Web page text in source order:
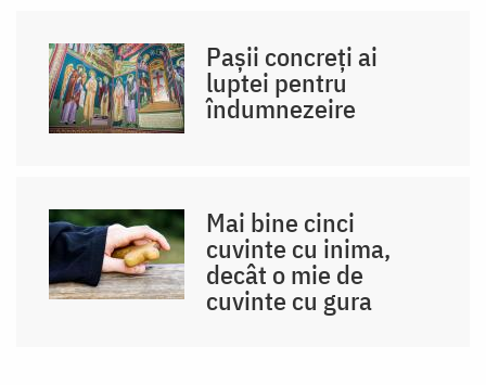
Pașii concreți ai
luptei pentru
îndumnezeire
Mai bine cinci
cuvinte cu inima,
decât o mie de
cuvinte cu gura